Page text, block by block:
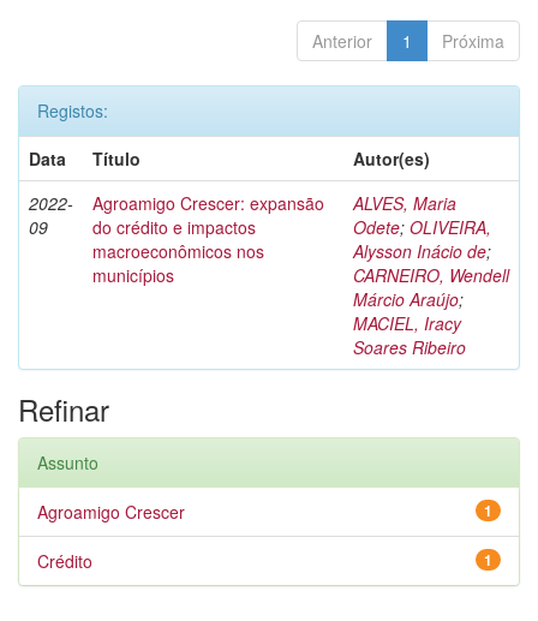
Anterior 1 Próxima
Registos:
Data
Título
Autor(es)
2022-
09
Agroamigo Crescer: expansão
do crédito e impactos
macroeconômicos nos
municípios
ALVES, Maria
Odete; OLIVEIRA,
Alysson Inácio de;
CARNEIRO, Wendell
Márcio Araújo;
MACIEL, Iracy
Soares Ribeiro
Refinar
Assunto
1
Agroamigo Crescer
1
Crédito